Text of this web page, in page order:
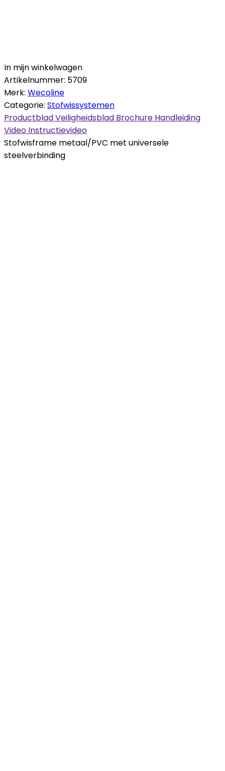
In mijn winkelwagen
Artikelnummer: 5709
Merk: Wecoline
Categorie: Stofwissystemen
ProductbladVeiligheidsblad Brochure Handleiding
Video Instructievideo
Stofwisframe metaal/PVC met universele
steelverbinding